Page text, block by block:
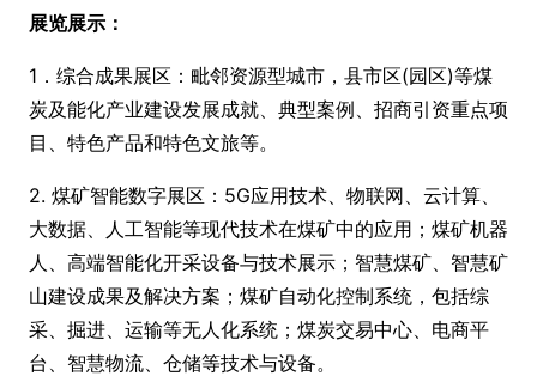
展览展示：
1．综合成果展区：毗邻资源型城市，县市区(园区)等煤
炭及能化产业建设发展成就、典型案例、招商引资重点项
目、特色产品和特色文旅等。
2. 煤矿智能数字展区：5G应用技术、物联网、云计算、
大数据、人工智能等现代技术在煤矿中的应用；煤矿机器
人、高端智能化开采设备与技术展示；智慧煤矿、智慧矿
山建设成果及解决方案；煤矿自动化控制系统，包括综
采、掘进、运输等无人化系统；煤炭交易中心、电商平
台、智慧物流、仓储等技术与设备。